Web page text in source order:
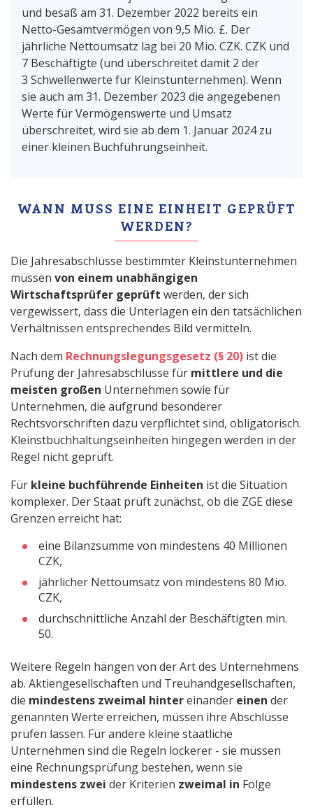
und besaß am 31. Dezember 2022 bereits ein
Netto-Gesamtvermögen von 9,5 Mio. £. Der
jährliche Nettoumsatz lag bei 20 Mio. CZK. CZK und
7 Beschäftigte (und überschreitet damit 2 der
3 Schwellenwerte für Kleinstunternehmen). Wenn
sie auch am 31. Dezember 2023 die angegebenen
Werte für Vermögenswerte und Umsatz
überschreitet, wird sie ab dem 1. Januar 2024 zu
einer kleinen Buchführungseinheit.
WANN MUSS EINE EINHEIT GEPRÜFT
WERDEN?
Die Jahresabschlüsse bestimmter Kleinstunternehmen
müssen von einem unabhängigen
Wirtschaftsprüfer geprüft werden, der sich
vergewissert, dass die Unterlagen ein den tatsächlichen
Verhältnissen entsprechendes Bild vermitteln.
Nach dem Rechnungslegungsgesetz (§ 20) ist die
Prüfung der Jahresabschlüsse für mittlere und die
meisten großen Unternehmen sowie für
Unternehmen, die aufgrund besonderer
Rechtsvorschriften dazu verpflichtet sind, obligatorisch.
Kleinstbuchhaltungseinheiten hingegen werden in der
Regel nicht geprüft.
Für kleine buchführende Einheiten ist die Situation
komplexer. Der Staat prüft zunächst, ob die ZGE diese
Grenzen erreicht hat:
eine Bilanzsumme von mindestens 40 Millionen
CZK,
jährlicher Nettoumsatz von mindestens 80 Mio.
CZK,
durchschnittliche Anzahl der Beschäftigten min.
50.
Weitere Regeln hängen von der Art des Unternehmens
ab. Aktiengesellschaften und Treuhandgesellschaften,
die mindestens zweimal hintereinander einen der
genannten Werte erreichen, müssen ihre Abschlüsse
prüfen lassen. Für andere kleine staatliche
Unternehmen sind die Regeln lockerer - sie müssen
eine Rechnungsprüfung bestehen, wenn sie
mindestens zwei der Kriterien zweimal in Folge
erfüllen.